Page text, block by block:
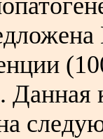
Данная